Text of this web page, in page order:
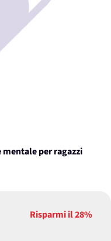
mentale per ragazzi
Risparmi il28%